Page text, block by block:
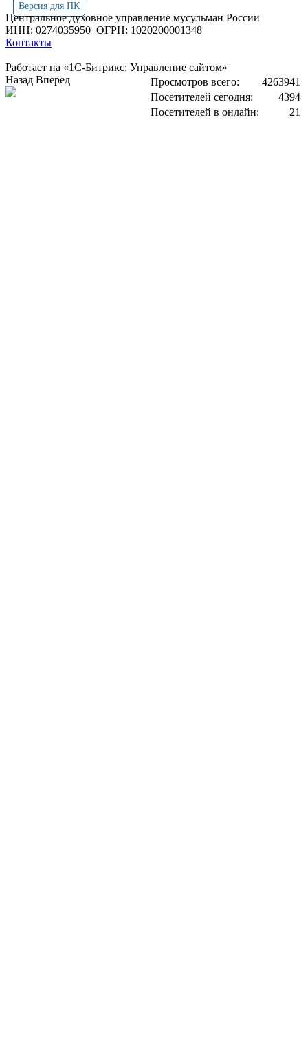
Версия для ПК
Центральное духовное управление мусульман России
ИНН: 0274035950 ОГРН: 1020200001348
Контакты
Работает на «1С-Битрикс: Управление сайтом»
Просмотров всего:
4263941
Посетителей сегодня:
4394
Посетителей в онлайн:
21
Назад Вперед